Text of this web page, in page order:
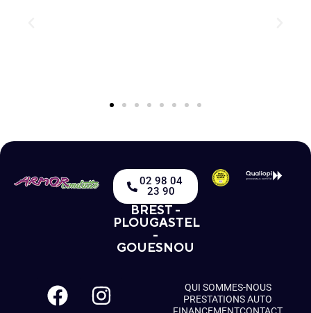
02 98 04
23 90
BREST -
PLOUGASTEL
-
GOUESNOU
QUI SOMMES-NOUS
PRESTATIONS AUTO